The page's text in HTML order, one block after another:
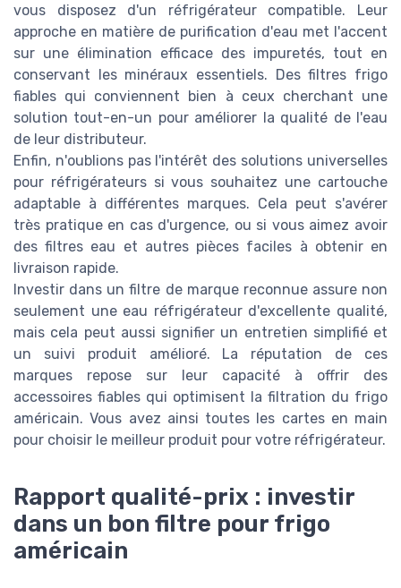
vous disposez d'un réfrigérateur compatible. Leur
approche en matière de purification d'eau met l'accent
sur une élimination efficace des impuretés, tout en
conservant les minéraux essentiels. Des filtres frigo
fiables qui conviennent bien à ceux cherchant une
solution tout-en-un pour améliorer la qualité de l'eau
de leur distributeur.
Enfin, n'oublions pas l'intérêt des solutions universelles
pour réfrigérateurs si vous souhaitez une cartouche
adaptable à différentes marques. Cela peut s'avérer
très pratique en cas d'urgence, ou si vous aimez avoir
des filtres eau et autres pièces faciles à obtenir en
livraison rapide.
Investir dans un filtre de marque reconnue assure non
seulement une eau réfrigérateur d'excellente qualité,
mais cela peut aussi signifier un entretien simplifié et
un suivi produit amélioré. La réputation de ces
marques repose sur leur capacité à offrir des
accessoires fiables qui optimisent la filtration du frigo
américain. Vous avez ainsi toutes les cartes en main
pour choisir le meilleur produit pour votre réfrigérateur.
Rapport qualité-prix : investir
dans un bon filtre pour frigo
américain